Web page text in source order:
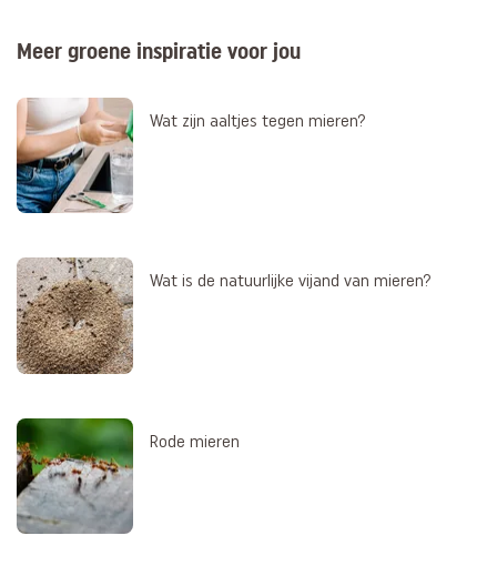
Meer groene inspiratie voor jou
Wat zijn aaltjes tegen mieren?
Wat is de natuurlijke vijand van mieren?
Rode mieren